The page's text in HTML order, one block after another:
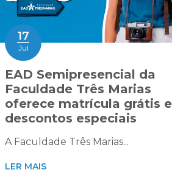
17
Jul
EAD Semipresencial da
Faculdade Três Marias
oferece matrícula grátis e
descontos especiais
A Faculdade Três Marias...
LER MAIS